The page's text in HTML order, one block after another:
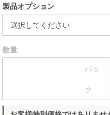
製品オプション
選択してください
数量
パッ
ク